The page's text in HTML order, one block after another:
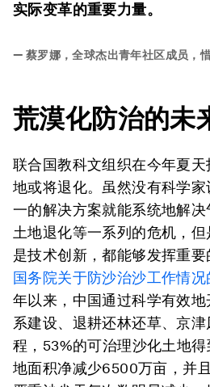
实际变革的重要力量。
— 蔡罗娜，全球杰出青年社区成员，
荒漠化防治的未
联合国教科文组织在今年夏
地或将退化。虽然没有科学
一的解决方案就能系统地解决
土地退化等一系列的危机，
是技术创新，都能够发挥重要
国务院关于防沙治沙工作情况
年以来，中国通过科学有效地
系建设、退耕还林还草、京
程，53%的可治理沙化土地
地面积净减少6500万亩，并